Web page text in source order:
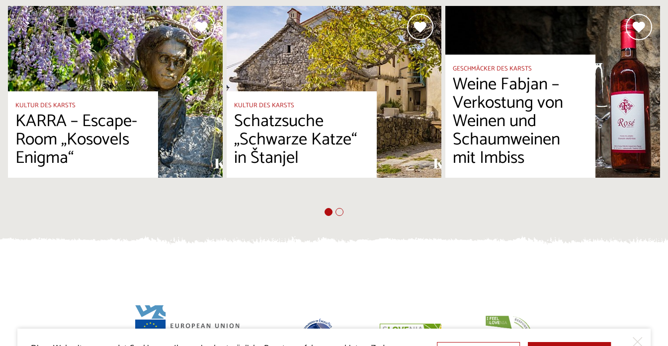
KULTUR DES KARSTS
KARRA – Escape-
Room „Kosovels
Enigma“
KULTUR DES KARSTS
Schatzsuche
„Schwarze Katze“
in Štanjel
GESCHMÄCKER DES KARSTS
Weine Fabjan –
Verkostung von
Weinen und
Schaumweinen
mit Imbiss